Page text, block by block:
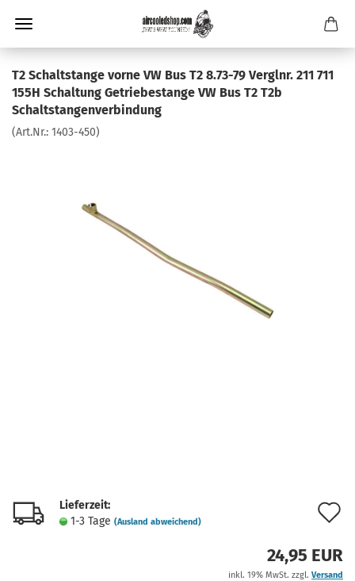
T2 Schaltstange vorne VW Bus T2 8.73-79 Verglnr. 211 711
155H Schaltung Getriebestange VW Bus T2 T2b
Schaltstangenverbindung
(Art.Nr.: 1403-450)
Lieferzeit:
1-3 Tage (Ausland abweichend)
24,95 EUR
inkl. 19% MwSt. zzgl. Versand